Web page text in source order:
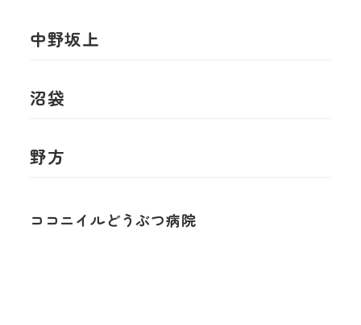
中野坂上
沼袋
野方
ココニイルどうぶつ病院